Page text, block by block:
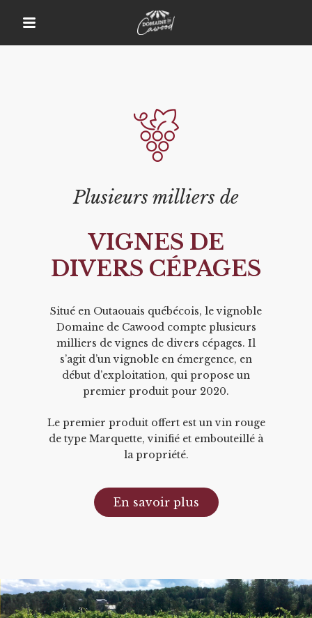
Plusieurs milliers de
VIGNES DE
DIVERS CÉPAGES
Situé en Outaouais québécois, le vignoble
Domaine de Cawood compte plusieurs
milliers de vignes de divers cépages. Il
s’agit d’un vignoble en émergence, en
début d’exploitation, qui propose un
premier produit pour 2020.
Le premier produit offert est un vin rouge
de type Marquette, vinifié et embouteillé à
la propriété.
En savoir plus